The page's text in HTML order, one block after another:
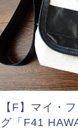
【F】マイ・
グ「F41